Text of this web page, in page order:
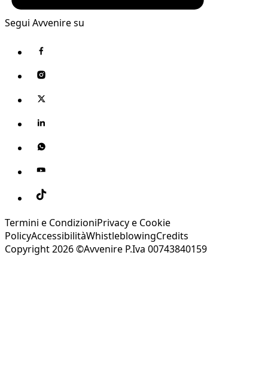
Segui Avvenire su
Termini e CondizioniPrivacy e Cookie
PolicyAccessibilitàWhistleblowingCredits
Copyright 2026 ©Avvenire P.Iva 00743840159